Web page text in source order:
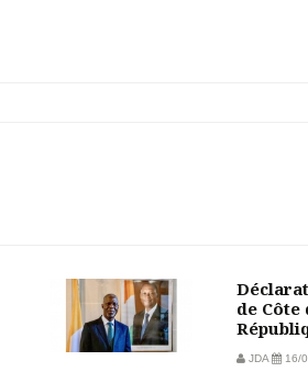
de Côte
JDA 16/